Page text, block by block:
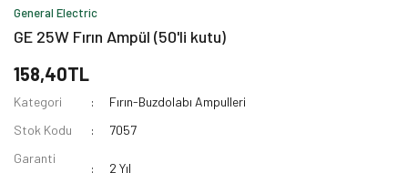
General Electric
GE 25W Fırın Ampül (50'li kutu)
158,40TL
Kategori
Fırın-Buzdolabı Ampulleri
Stok Kodu
7057
Garanti
2 Yıl